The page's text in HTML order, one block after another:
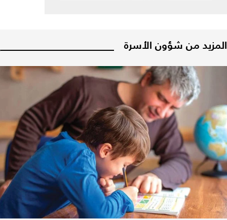
المزيد من شؤون الأسرة